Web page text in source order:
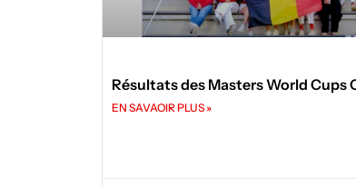
Résultats des Masters World Cups
EN SAVAOIR PLUS »